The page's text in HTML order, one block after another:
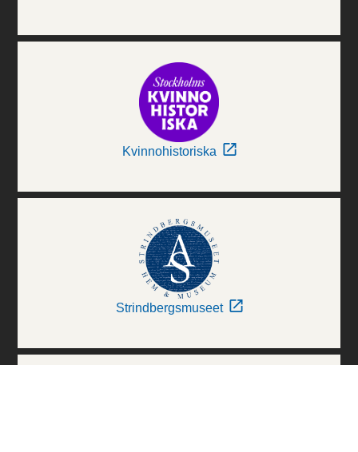
Kvinnohistoriska
Strindbergsmuseet